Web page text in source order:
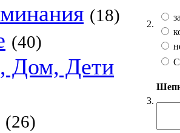
(18)
(40)
Дом, Дети
(26)
2.
3.